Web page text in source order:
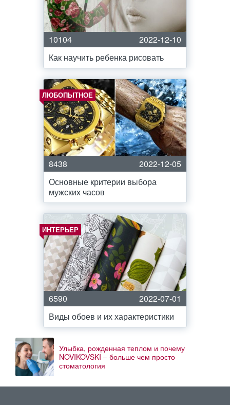
10104
2022-12-10
Как научить ребенка рисовать
ЛЮБОПЫТНОЕ
8438
2022-12-05
Основные критерии выбора
мужских часов
ИНТЕРЬЕР
6590
2022-07-01
Виды обоев и их характеристики
Улыбка, рожденная теплом и почему
NOVIKOVSKI – больше чем просто
стоматология